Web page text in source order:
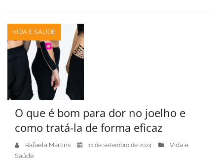
VIDA E SAÚDE
O que é bom para dor no joelho e
como tratá-la de forma eficaz
Rafaela Martins 11 de setembro de 2024
Vida e
Saúde